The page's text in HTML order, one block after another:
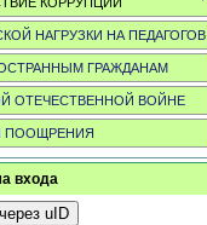
НАГРУЗКИ НА ПЕДАГОГОВ
ГРАЖДАНАМ
ОТЕЧЕСТВЕННОЙ ВОЙНЕ
ПООЩРЕНИЯ
входа
uID